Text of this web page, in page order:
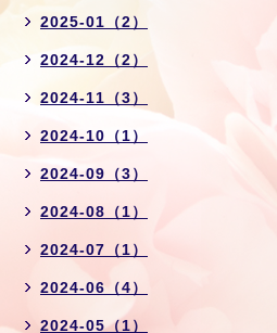
2025-01（2）
2024-12（2）
2024-11（3）
2024-10（1）
2024-09（3）
2024-08（1）
2024-07（1）
2024-06（4）
2024-05（1）